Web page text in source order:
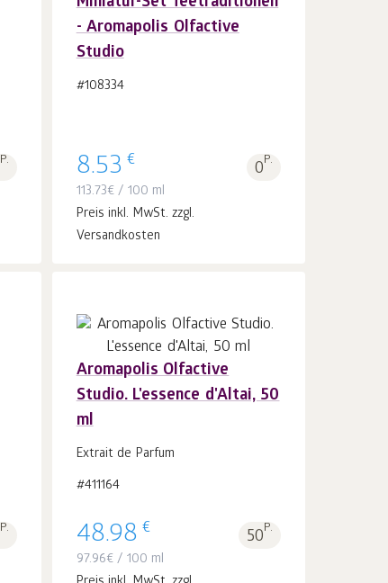
P.
- Aromapolis Olfactive
Studio
#108334
8.53 € 0P.
113.73€/ 100 ml
Preis inkl. MwSt. zzgl.
Versandkosten
P.
Aromapolis Olfactive
Studio. L'essence d'Altai, 50
ml
Extrait de Parfum
#411164
48.98 € 50P.
97.96€/ 100 ml